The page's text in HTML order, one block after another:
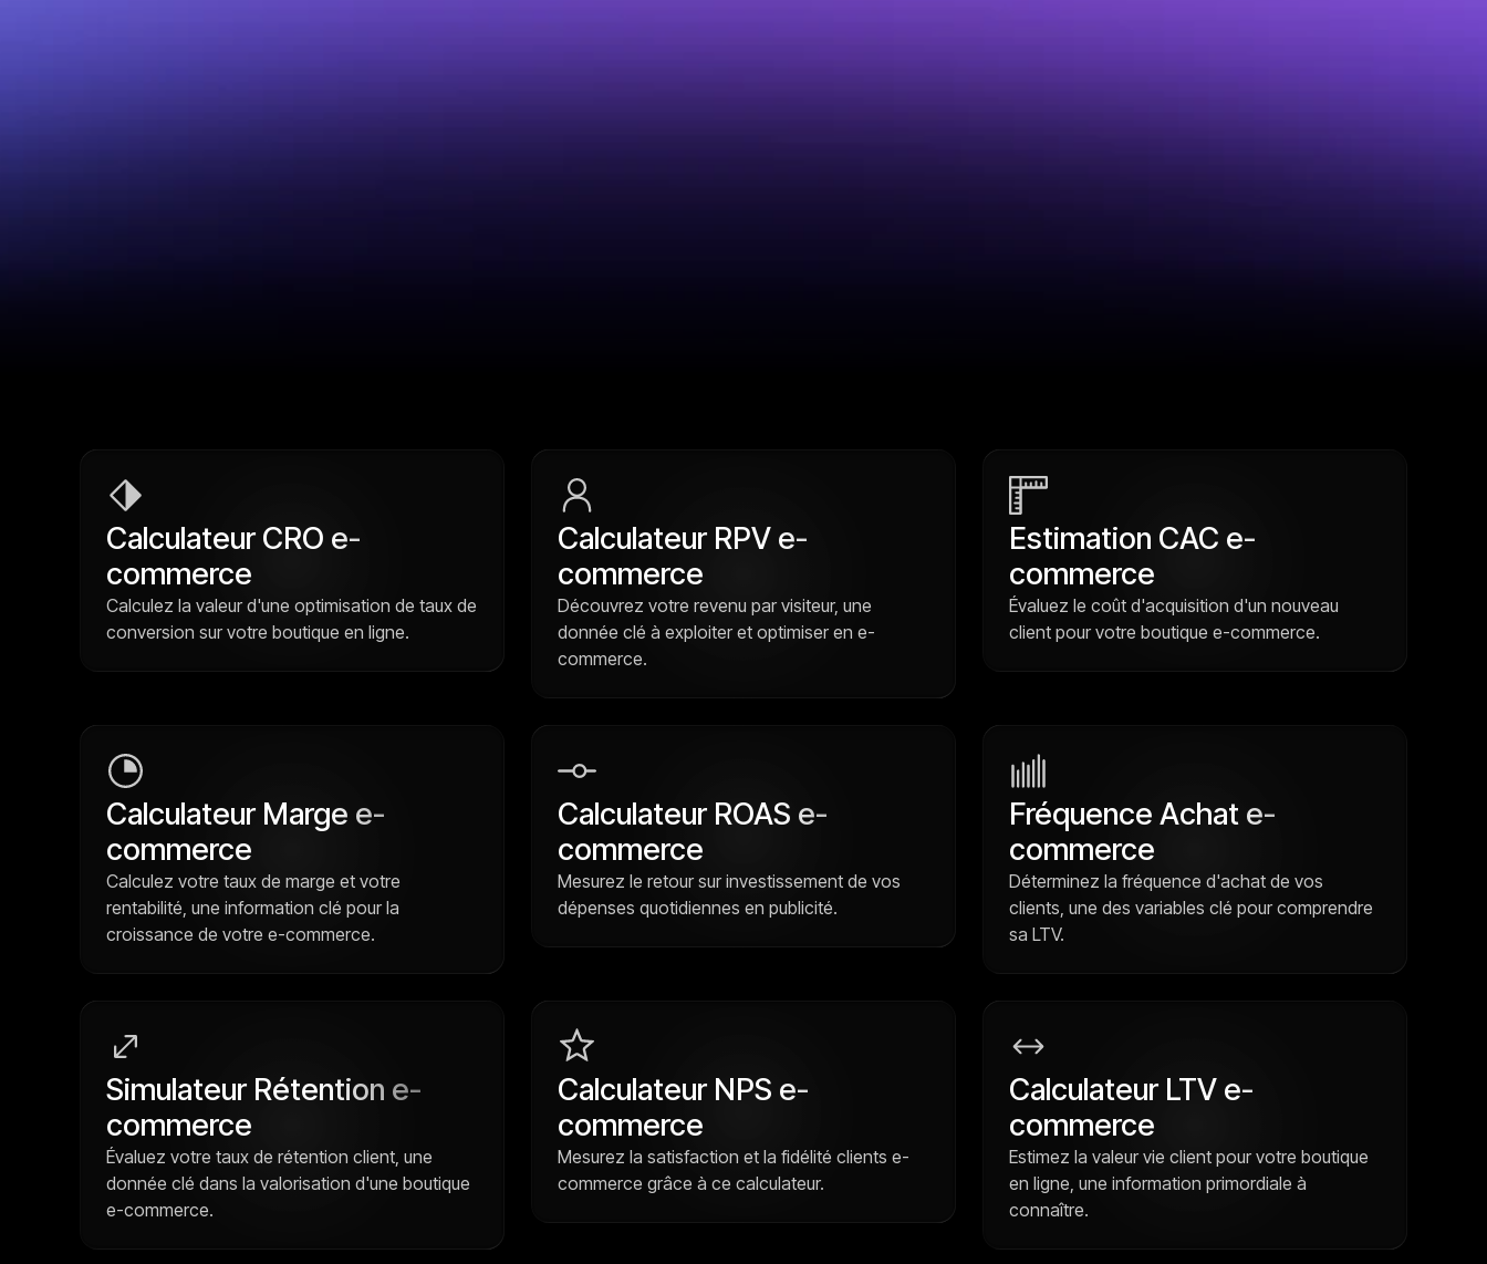
Calculateur CRO e-
commerce
Calculez la valeur d'une optimisation de taux de
conversion sur votre boutique en ligne.
Calculateur RPV e-
commerce
Découvrez votre revenu par visiteur, une
donnée clé à exploiter et optimiser en e-
commerce.
Estimation CAC e-
commerce
Évaluez le coût d'acquisition d'un nouveau
client pour votre boutique e-commerce.
Calculateur Marge e-
commerce
Calculez votre taux de marge et votre
rentabilité, une information clé pour la
croissance de votre e-commerce.
Calculateur ROAS e-
commerce
Mesurez le retour sur investissement de vos
dépenses quotidiennes en publicité.
Fréquence Achat e-
commerce
Déterminez la fréquence d'achat de vos
clients, une des variables clé pour comprendre
sa LTV.
Simulateur Rétention e-
commerce
Évaluez votre taux de rétention client, une
donnée clé dans la valorisation d'une boutique
e-commerce.
Calculateur NPS e-
commerce
Mesurez la satisfaction et la fidélité clients e-
commerce grâce à ce calculateur.
Calculateur LTV e-
commerce
Estimez la valeur vie client pour votre boutique
en ligne, une information primordiale à
connaître.